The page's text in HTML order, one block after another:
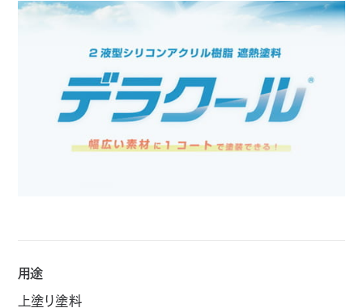
用途
上塗り塗料